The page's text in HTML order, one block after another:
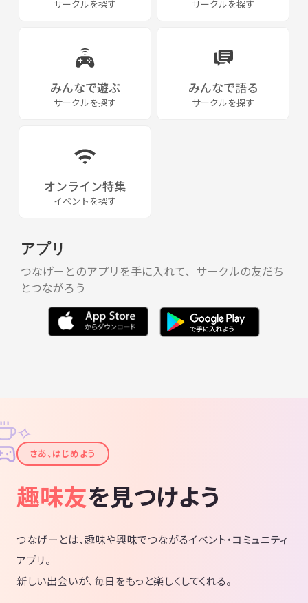
サークルを探す サークルを探す
みんなで遊ぶ
サークルを探す
みんなで語る
サークルを探す
オンライン特集
イベントを探す
アプリ
つなげーとのアプリを手に入れて、サークルの友だち
とつながろう
✦
✧
さあ、はじめよう
趣味友を見つけよう
つなげーとは、趣味や興味でつながるイベント・コミュニティ
アプリ。
新しい出会いが、毎日をもっと楽しくしてくれる。